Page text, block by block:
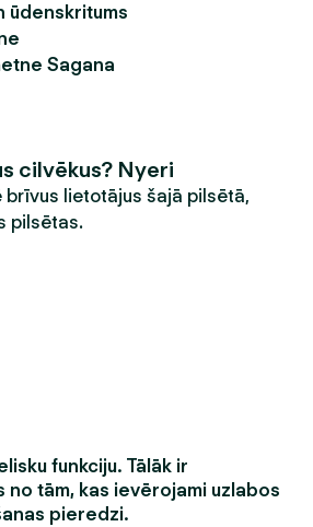
ūdenskritums
Sagana
cilvēkus? Nyeri
brīvus lietotājus šajā pilsētā,
pilsētas.
funkciju. Tālāk ir
no tām, kas ievērojami uzlabos
pieredzi.